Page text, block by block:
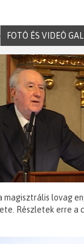
FOTÓ ÉS VIDEÓ
magisztrális lovag
Részletek erre a